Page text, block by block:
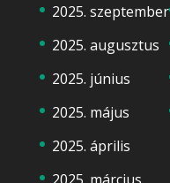
2025. szeptember
2025. augusztus
2025. június
2025. május
2025. április